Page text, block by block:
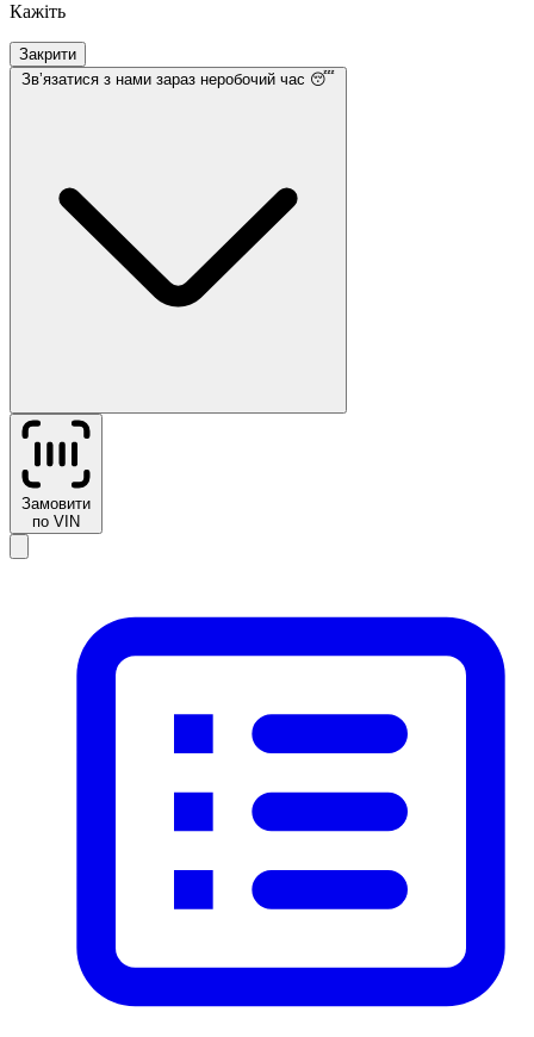
Кажіть
Закрити
Звʼязатися з нами зараз неробочий час 😴
Замовити
по VIN